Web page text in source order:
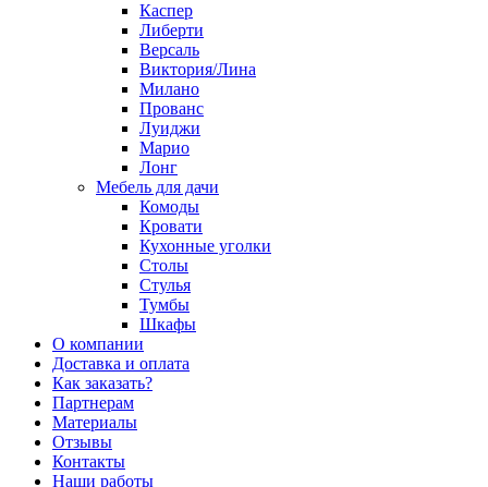
Каспер
Либерти
Версаль
Виктория/Лина
Милано
Прованс
Луиджи
Марио
Лонг
Мебель для дачи
Комоды
Кровати
Кухонные уголки
Столы
Стулья
Тумбы
Шкафы
О компании
Доставка и оплата
Как заказать?
Партнерам
Материалы
Отзывы
Контакты
Наши работы